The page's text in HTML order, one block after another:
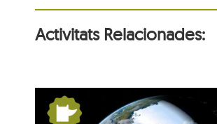
Activitats Relacionades: